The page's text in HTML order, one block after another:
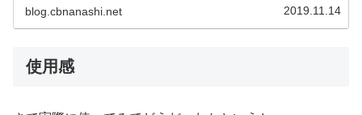
blog.cbnanashi.net 2019.11.14
使用感